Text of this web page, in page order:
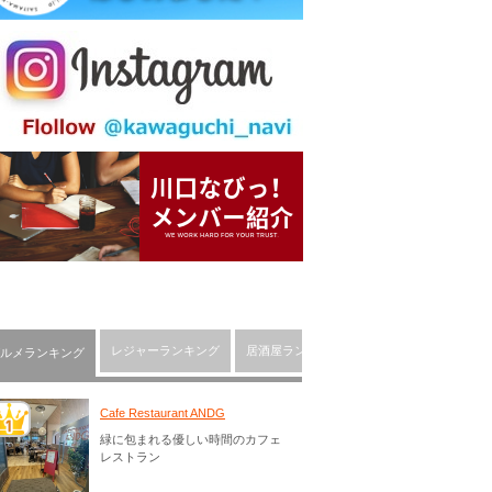
メランキング レジャーランキング 居酒屋ランキング
Cafe Restaurant ANDG
緑に包まれる優しい時間のカフェ
レストラン